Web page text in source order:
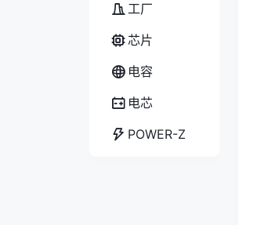
工厂
芯片
电容
电芯
POWER-Z